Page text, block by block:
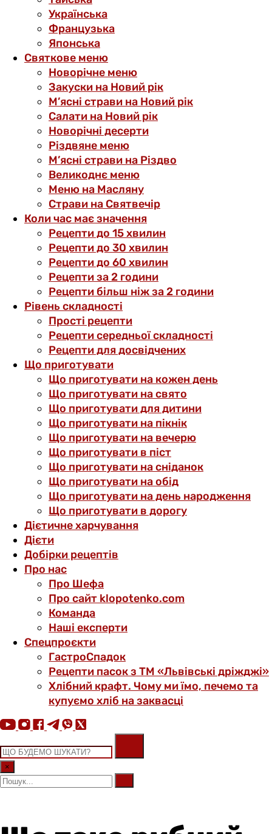
Українська
Французька
Японська
Святкове меню
Новорічне меню
Закуски на Новий рік
М’ясні страви на Новий рік
Салати на Новий рік
Новорічні десерти
Різдвяне меню
М’ясні страви на Різдво
Великоднє меню
Меню на Масляну
Страви на Святвечір
Коли час має значення
Рецепти до 15 хвилин
Рецепти до 30 хвилин
Рецепти до 60 хвилин
Рецепти за 2 години
Рецепти більш ніж за 2 години
Рівень складності
Прості рецепти
Рецепти середньої складності
Рецепти для досвідчених
Що приготувати
Що приготувати на кожен день
Що приготувати на свято
Що приготувати для дитини
Що приготувати на пікнік
Що приготувати на вечерю
Що приготувати в піст
Що приготувати на сніданок
Що приготувати на обід
Що приготувати на день народження
Що приготувати в дорогу
Дієтичне харчування
Дієти
Добірки рецептів
Про нас
Про Шефа
Про сайт klopotenko.com
Команда
Наші експерти
Спецпроєкти
ГастроСпадок
Рецепти пасок з ТМ «Львівські дріжджі»
Хлібний крафт. Чому ми їмо, печемо та
купуємо хліб на заквасці
×